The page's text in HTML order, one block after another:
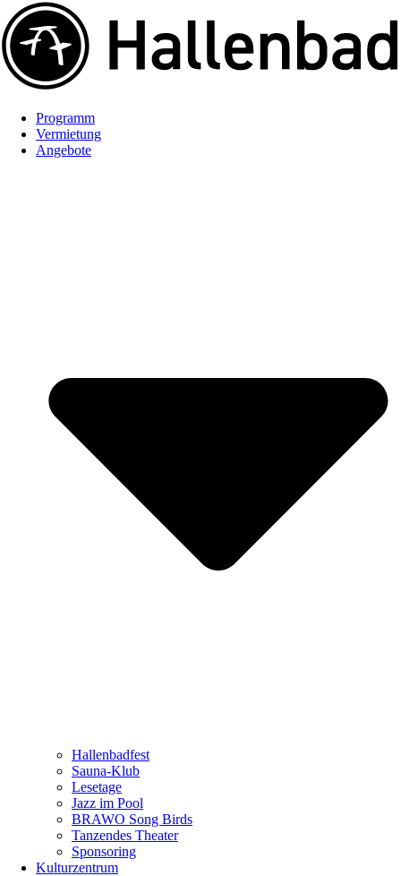
Programm
Vermietung
Angebote
Hallenbadfest
Sauna-Klub
Lesetage
Jazz im Pool
BRAWO Song Birds
Tanzendes Theater
Sponsoring
Kulturzentrum